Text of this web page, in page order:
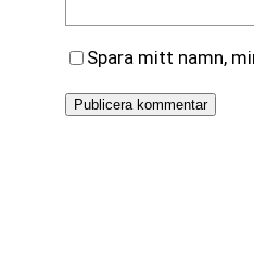
Spara mitt namn,